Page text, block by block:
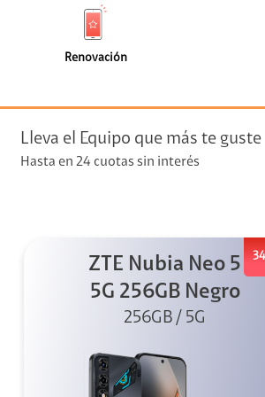
+ Telefonía
streaming
de
faceta
Renovación
(0)
Lleva el Equipo que más te guste
Hasta en 24 cuotas sin interés
ZTE Nubia Neo 5
5G 256GB Negro
256GB / 5G